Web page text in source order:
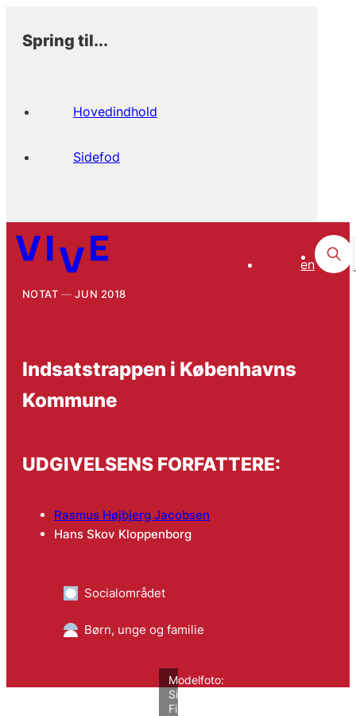
Spring til...
Hovedindhold
Sidefod
en
NOTAT JUN 2018
Indsatstrappen i Københavns
Kommune
UDGIVELSENS FORFATTERE:
Rasmus Højbjerg Jacobsen
Hans Skov Kloppenborg
Socialområdet
Børn, unge og familie
Modelfoto:
Signe
Fiig/VIVE